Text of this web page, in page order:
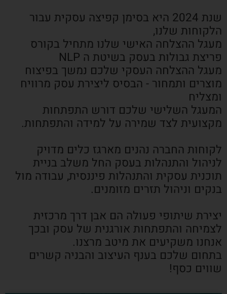
שנת 2024 היא בסימן קפיצה עסקית עבור
הלקוחות שלנו,
מעגל ההצלחה האישי שלנו מתחיל בקורס
פריצת גבולות בעסק בשיטת ה NLP
מעגל ההצלחה העסקי שלכם נמשך בפיצוח
מוצרים ותמחור - הבסיס ליצירת עסק מרוויח
ומצליח
המעגל השלישי שלכם דורש התפתחות
מקצועית לצד שמירה על למידה והתפתחות.
לקוחות החברה נהנים מארגז כלים מדויק
לניהול והתנהלות בעסק החל משלב בניית
תוכנית עסקית והתנהלות פיננסית, עבודה מול
בנקים וניהול תזרים מזומנים.
יצירת שיתופי פעולה הם אבן דרך מרכזית
לצמיחה והתפתחות אורגנית של עסק ובכך
אנחנו משקיעים את מיטב מרצנו.
בתחום שלכם בענף העיצוב והבניה קשרים
שווים כסף!